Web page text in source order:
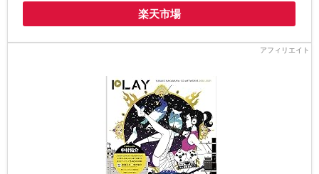
楽天市場